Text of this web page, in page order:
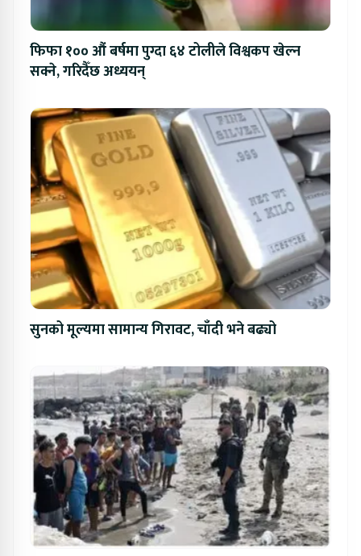
फिफा १०० औं बर्षमा पुग्दा ६४ टोलीले विश्वकप खेल्न
सक्ने, गरिदैँछ अध्ययन्
सुनको मूल्यमा सामान्य गिरावट, चाँदी भने बढ्यो